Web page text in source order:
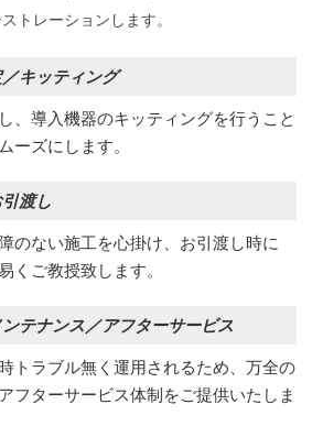
トレーションします。
キッティング
、導入機器のキッティングを行うこと
ーズにします。
渡し
のない施工を心掛け、お引渡し時に
くご教授致します。
テナンス／アフターサービス
トラブル無く運用されるため、万全の
フターサービス体制をご提供いたしま